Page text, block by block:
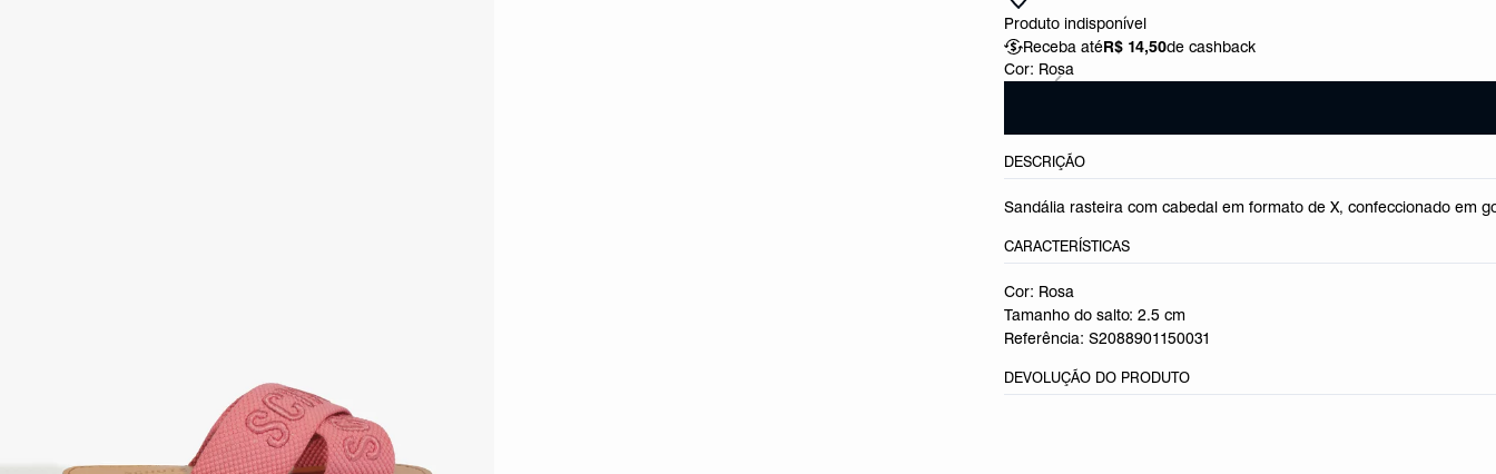
Produto indisponível
Receba atéR$ 14,50de cashback
Cor: Rosa
DESCRIÇÃO
Sandália rasteira com cabedal em formato de X, confeccionado em
CARACTERÍSTICAS
Cor: Rosa
Tamanho do salto: 2.5 cm
Referência:S2088901150031
DEVOLUÇÃO DO PRODUTO